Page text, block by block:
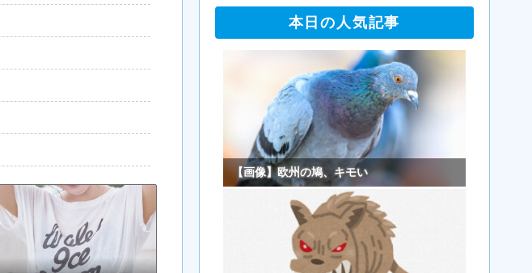
本日の人気記事
【画像】欧州の鳩、キモい